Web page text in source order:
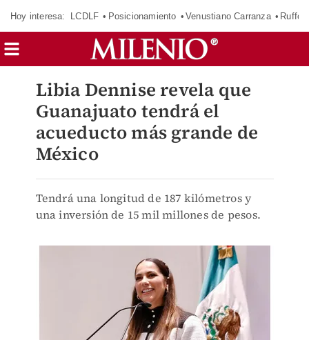
Hoy interesa: LCDLF Posicionamiento Venustiano Carranza Ruffo
Libia Dennise revela que
Guanajuato tendrá el
acueducto más grande de
México
Tendrá una longitud de 187 kilómetros y
una inversión de 15 mil millones de pesos.